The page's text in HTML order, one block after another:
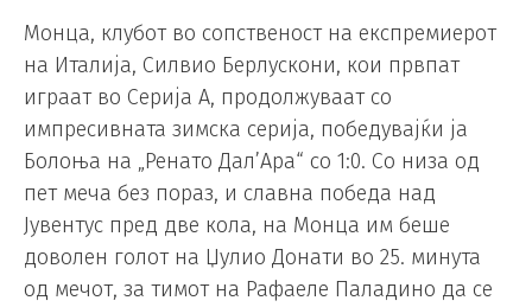
Монца, клубот во сопственост на експремиерот
на Италија, Силвио Берлускони, кои првпат
играат во Серија А, продолжуваат со
импресивната зимска серија, победувајќи ја
Болоња на „Ренато Дал’Ара“ со 1:0. Со низа од
пет меча без пораз, и славна победа над
Јувентус пред две кола, на Монца им беше
доволен голот на Џулио Донати во 25. минута
од мечот, за тимот на Рафаеле Паладино да се